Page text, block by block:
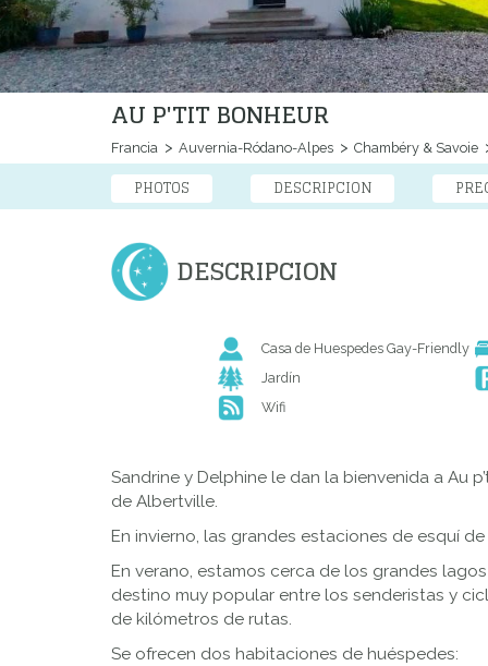
AU P'TIT BONHEUR
Francia Auvernia-Ródano-Alpes Chambéry & Savoie
PHOTOS DESCRIPCION
DESCRIPCION
Casa de Huespedes Gay-Friendly
Jardín
Wifi
Sandrine y Delphine le dan la bienvenida a Au
de Albertville.
En invierno, las grandes estaciones de esquí
En verano, estamos cerca de los grandes
destino muy popular entre los senderistas y
de kilómetros de rutas.
Se ofrecen dos habitaciones de huéspedes: